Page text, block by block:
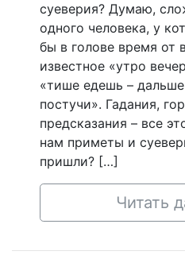
суеверия? Думаю,
одного человека, у
бы в голове время от
известное «утро
«тише едешь –
постучи». Гадания,
предсказания – все
нам приметы и
пришли? […]
Читать